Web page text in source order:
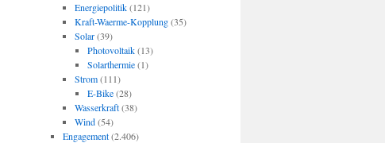
Energiepolitik(121)
Kraft-Waerme-Kopplung(35)
Solar(39)
Photovoltaik(13)
Solarthermie(1)
Strom(111)
E-Bike(28)
Wasserkraft(38)
Wind(54)
Engagement(2.406)